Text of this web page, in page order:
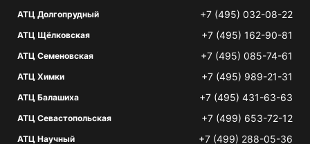
АТЦ Долгопрудный +7 (495) 032-08-22
АТЦ Щёлковская +7 (495) 162-90-81
АТЦ Семеновская +7 (495) 085-74-61
АТЦ Химки +7 (495) 989-21-31
АТЦ Балашиха +7 (495) 431-63-63
АТЦ Севастопольская +7 (499) 653-72-12
АТЦ Научный +7 (499) 288-05-36